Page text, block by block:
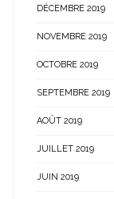
DÉCEMBRE 2019
NOVEMBRE 2019
OCTOBRE 2019
SEPTEMBRE 2019
AOÛT 2019
JUILLET 2019
JUIN 2019